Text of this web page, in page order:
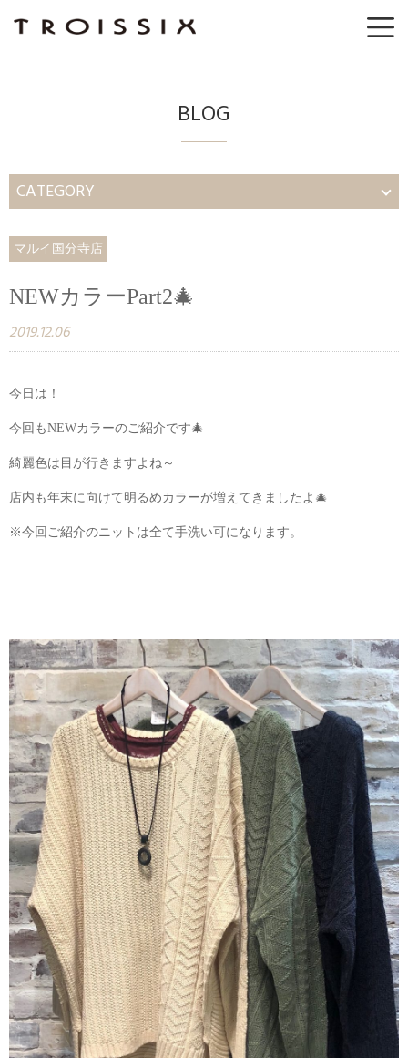
BLOG
CATEGORY
マルイ国分寺店
NEWカラーPart2🎄
2019.12.06
今日は！
今回もNEWカラーのご紹介です🎄
綺麗色は目が行きますよね～
店内も年末に向けて明るめカラーが増えてきましたよ🎄
※今回ご紹介のニットは全て手洗い可になります。